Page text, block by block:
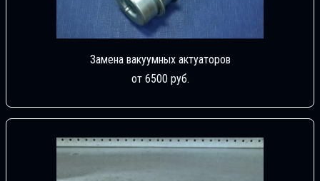
Замена вакуумных актуаторов
от 6500 руб.